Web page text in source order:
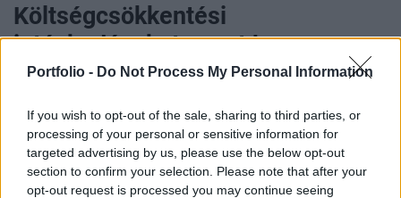
Portfolio - Do Not Process My Personal Information
If you wish to opt-out of the sale, sharing to third parties, or
processing of your personal or sensitive information for
targeted advertising by us, please use the below opt-out
section to confirm your selection. Please note that after your
opt-out request is processed you may continue seeing
Költségcsökkentési
intézkedéseket vezet be a
Waberer’s
Portfolio
2020. március 24. 08:44
Záporoznak a bejelentések a Waberer’stől,